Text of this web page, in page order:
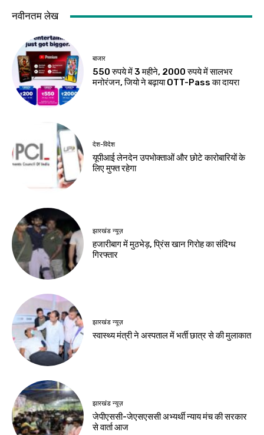
खेल
थॉम्पसन की घातक
गेंदबाजी, 54 रन पर ढेर
Birsa Bhumi Live
देश-विदेश
मप्र में आज तीन जिलों में
देश-विदेश
रूस से तेल खरीदने वाले
देशों पर अमेरिकी दबाव
बढ़ा
Birsa Bhumi Live
नवीनतम लेख